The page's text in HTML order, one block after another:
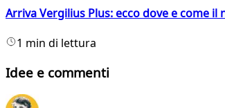
Arriva Vergilius Plus: ecco dove e come
1 min di lettura
Idee e commenti